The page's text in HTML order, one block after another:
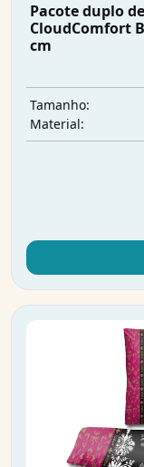
Pacote duplo
CloudComfort
cm
Tamanho:
Material: